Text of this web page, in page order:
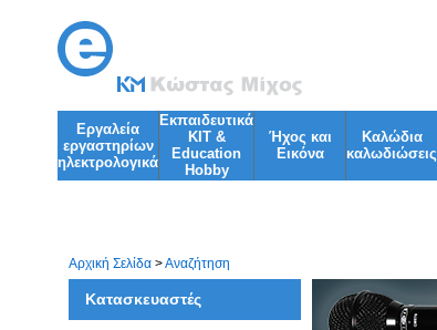
Εργαλεία
εργαστηρίων
ηλεκτρολογικά
Εκπαιδευτικά
KIT &
Education
Ηobby
Ήχος και
Εικόνα
Kαλώδια
καλωδιώσεις
Αρχική Σελίδα >Αναζήτηση
Κατασκευαστές